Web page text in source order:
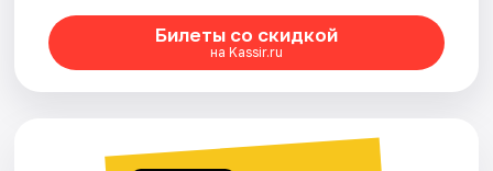
Билеты со скидкой
на Kassir.ru